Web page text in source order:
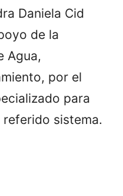
Daniela Cid
de la
Agua,
por el
para
referido sistema.